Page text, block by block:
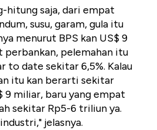
hitung saja, dari empat
susu, garam, gula itu
menurut BPS kan US$ 9
perbankan, pelemahan itu
to date sekitar 6,5%. Kalau
itu kan berarti sekitar
9 miliar, baru yang empat
sekitar Rp5-6 triliun ya.
jelasnya.